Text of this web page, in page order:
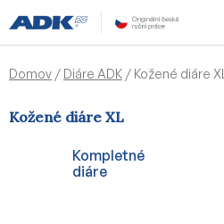
na
obsah
Domov / Diáre ADK / Kožené diáre XL
Kožené diáre XL
Kompletné
diáre